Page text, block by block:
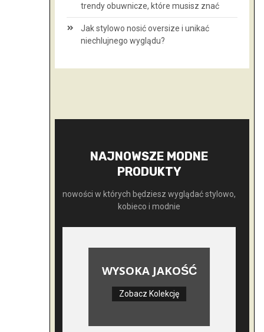
trendy obuwnicze, które musisz znać
Jak stylowo nosić oversize i unikać
niechlujnego wyglądu?
NAJNOWSZE MODNE
PRODUKTY
nowości w których będziesz wyglądać stylowo,
kobieco i modnie
WYSOKA JAKOŚĆ
Zobacz Kolekcję